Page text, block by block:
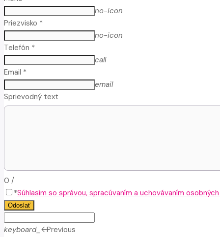
no-icon
Priezvisko *
no-icon
Telefón *
call
Email *
email
Sprievodný text
0 /
*Súhlasím so správou, spracúvaním a uchovávaním
Odoslať
keyboard_arrow_leftPrevious